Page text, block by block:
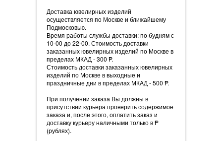
Доставка ювелирных изделий
осуществляется по Москве и ближайшему
Подмосковью.
Время работы службы доставки: по будням с
10-00 до 22-00. Стоимость доставки
заказанных ювелирных изделий по Москве в
пределах МКАД - 300 =
P.
Стоимость доставки заказанных ювелирных
изделий по Москве в выходные и
праздничные дни в пределах МКАД - 500 =
P.
При получении заказа Вы должны в
присутствии курьера проверить содержимое
заказа и, после этого, оплатить заказ и
доставку курьеру наличными только в =
P
(рублях).